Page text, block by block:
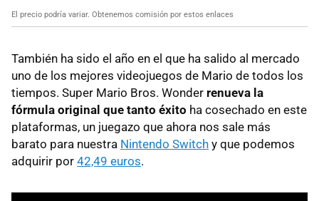
El precio podría variar. Obtenemos comisión por estos enlaces
También ha sido el año en el que ha salido al mercado
uno de los mejores videojuegos de Mario de todos los
tiempos. Super Mario Bros. Wonder renueva la
fórmula original que tanto éxito ha cosechado en este
plataformas, un juegazo que ahora nos sale más
barato para nuestra Nintendo Switch y que podemos
adquirir por 42,49 euros.